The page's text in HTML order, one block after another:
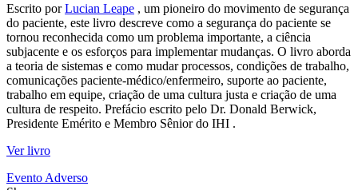
Escrito porLucian ​Leape , um pioneiro do movimento de segurança
do paciente, este livro descreve como a segurança do paciente se
tornou reconhecida como um problema importante, a ciência
subjacente e os esforços para implementar mudanças. O livro aborda
a teoria de sistemas e como mudar processos, condições de trabalho,
comunicações paciente-médico/enfermeiro, suporte ao paciente,
trabalho em equipe, criação de uma cultura justa e criação de uma
cultura de respeito. Prefácio escrito pelo Dr. Donald Berwick,
Presidente Emérito e Membro Sênior do IHI .
Ver livro
Evento Adverso